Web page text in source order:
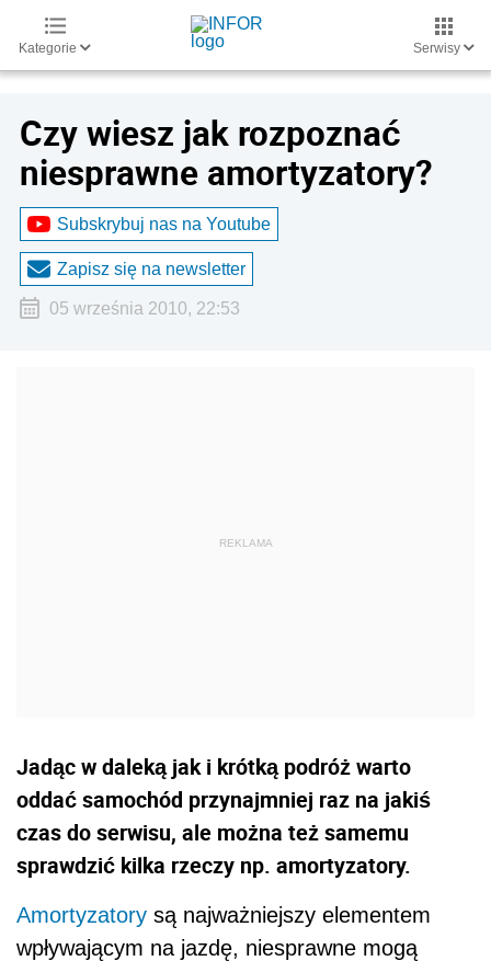
Kategorie Serwisy
Czy wiesz jak rozpoznać
niesprawne amortyzatory?
Subskrybuj nas na Youtube
Zapisz się na newsletter
05 września 2010, 22:53
Jadąc w daleką jak i krótką podróż warto
oddać samochód przynajmniej raz na jakiś
czas do serwisu, ale można też samemu
sprawdzić kilka rzeczy np. amortyzatory.
Amortyzatory są najważniejszy elementem
wpływającym na jazdę, niesprawne mogą